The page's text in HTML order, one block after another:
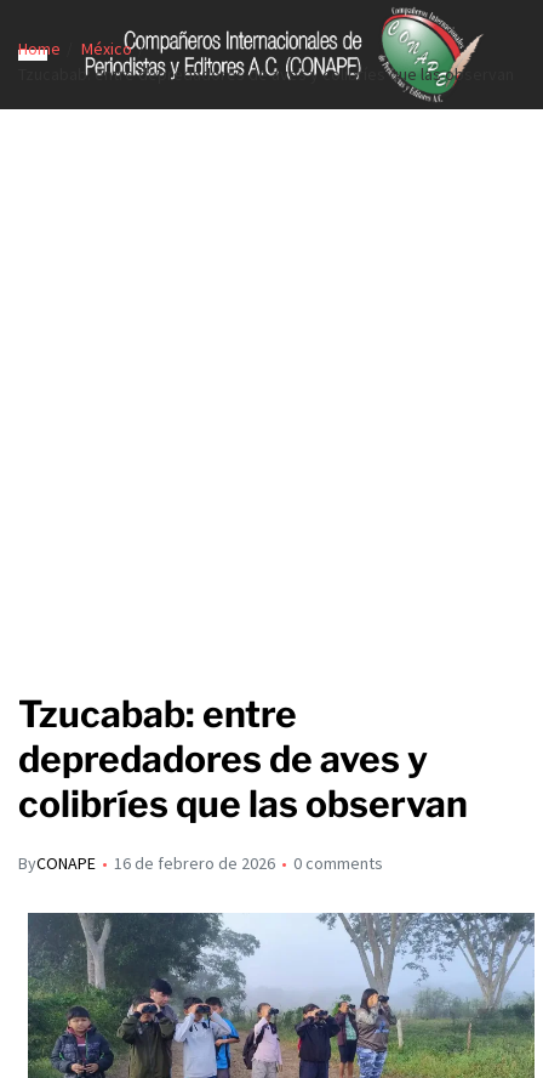
Home
México
Tzucabab: entre depredadores de aves y colibríes que las observan
Tzucabab: entre
depredadores de aves y
colibríes que las observan
ByCONAPE 16 de febrero de 2026 0 comments